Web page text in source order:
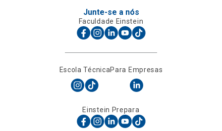
Junte-se a nós
Faculdade Einstein
Escola TécnicaPara Empresas
Einstein Prepara